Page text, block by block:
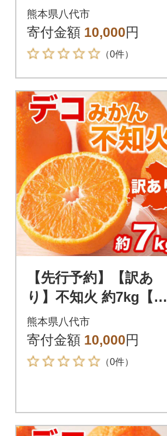
26年12月上旬より順
次発送】_232-6603
熊本県八代市
寄付金額 10,000円
（0件）
【先行予約】【訳あ
り】不知火 約7kg【20
27年1月中旬より順次
発送】_232-6725
熊本県八代市
寄付金額 10,000円
（0件）